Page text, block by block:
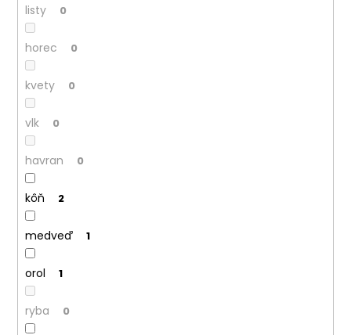
listy 0
horec 0
kvety 0
vlk 0
havran 0
kôň 2
medveď 1
orol 1
ryba 0